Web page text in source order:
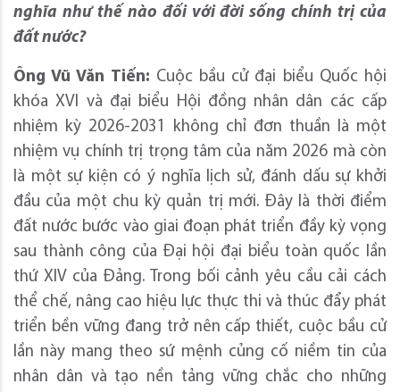
nghĩa như thế nào đối với đời sống chính trị của
đất nước?
Ông Vũ Văn Tiến: Cuộc bầu cử đại biểu Quốc hội
khóa XVI và đại biểu Hội đồng nhân dân các cấp
nhiệm kỳ 2026-2031 không chỉ đơn thuần là một
nhiệm vụ chính trị trọng tâm của năm 2026 mà còn
là một sự kiện có ý nghĩa lịch sử, đánh dấu sự khởi
đầu của một chu kỳ quản trị mới. Đây là thời điểm
đất nước bước vào giai đoạn phát triển đầy kỳ vọng
sau thành công của Đại hội đại biểu toàn quốc lần
thứ XIV của Đảng. Trong bối cảnh yêu cầu cải cách
thể chế, nâng cao hiệu lực thực thi và thúc đẩy phát
triển bền vững đang trở nên cấp thiết, cuộc bầu cử
lần này mang theo sứ mệnh củng cố niềm tin của
nhân dân và tạo nền tảng vững chắc cho những